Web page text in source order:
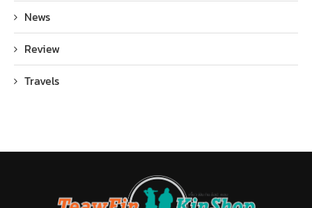
News
Review
Travels